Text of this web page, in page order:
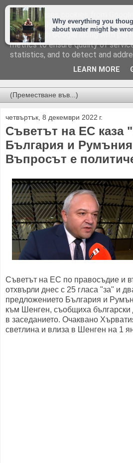
Новини от Бургас, страната и
четвъртък, 8 декември 2022 г.
Съветът на ЕС каза
България и
Въпросът е
Съветът на ЕС по правосъдие и
отхвърли днес с 25 гласа "за" и
предложението България и
към Шенген, съобщиха български
в заседанието. Очаквано
светлина и влиза в Шенген на 1
This site uses cookies from
and to analyze traffic. Your IP
shared with Google along with
metrics to ensure quality of
statistics, and to detect and
LEARN MORE